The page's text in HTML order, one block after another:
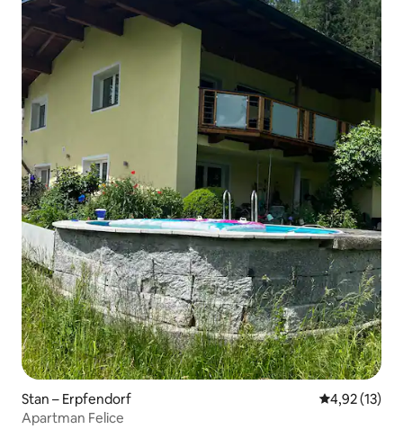
Stan – Erpfendorf Prosječna
4,92 (13)
Apartman Felice